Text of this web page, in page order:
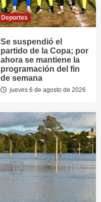
Deportes
Se suspendió el
partido de la Copa; por
ahora se mantiene la
programación del fin
de semana
jueves 6 de agosto de 2026